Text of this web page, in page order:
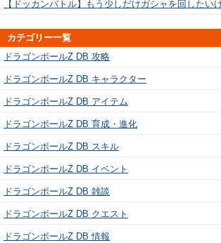
【ドッカンバトル】もう少しだけガシャを回した
カテゴリー一覧
ドラゴンボールZ DB 攻略
ドラゴンボールZ DB キャラクター
ドラゴンボールZ DB アイテム
ドラゴンボールZ DB 育成・進化
ドラゴンボールZ DB スキル
ドラゴンボールZ DB イベント
ドラゴンボールZ DB 雑談
ドラゴンボールZ DB クエスト
ドラゴンボールZ DB 情報